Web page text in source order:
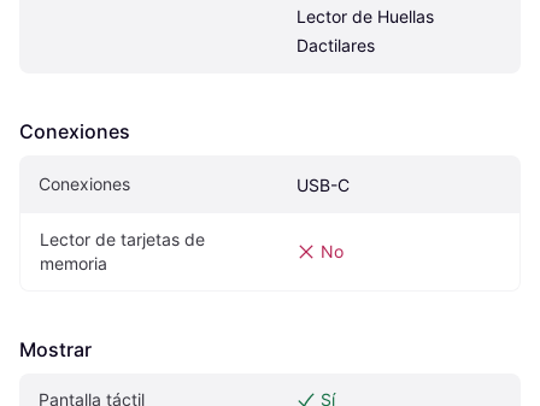
Lector de Huellas
Dactilares
Conexiones
Conexiones USB-C
Lector de tarjetas de
memoria
No
Mostrar
Pantalla táctil Sí